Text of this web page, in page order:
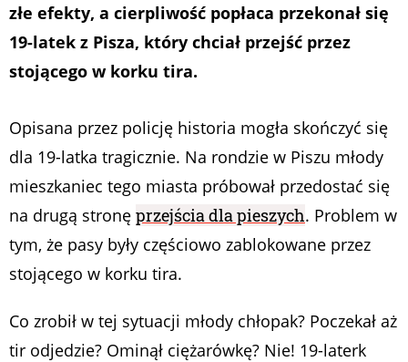
złe efekty, a cierpliwość popłaca przekonał się
19-latek z Pisza, który chciał przejść przez
stojącego w korku tira.
Opisana przez policję historia mogła skończyć się
dla 19-latka tragicznie. Na rondzie w Piszu młody
mieszkaniec tego miasta próbował przedostać się
na drugą stronę przejścia dla pieszych. Problem w
tym, że pasy były częściowo zablokowane przez
stojącego w korku tira.
Co zrobił w tej sytuacji młody chłopak? Poczekał aż
tir odjedzie? Ominął ciężarówkę? Nie! 19-laterk